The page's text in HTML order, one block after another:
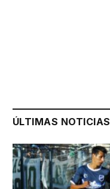
ÚLTIMAS NOTICIAS